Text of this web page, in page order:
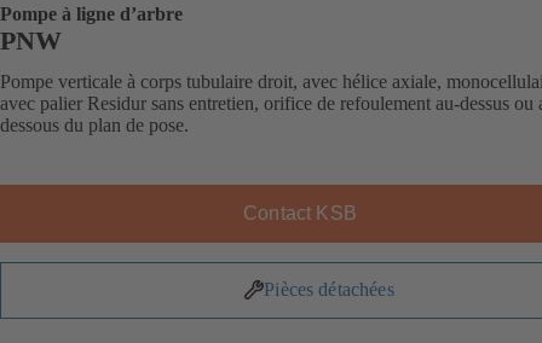
Pompe à ligne d’arbre
PNW
Pompe verticale à corps tubulaire droit, avec hélice axiale,
avec palier Residur sans entretien, orifice de refoulement au-dessus ou
dessous du plan de pose.
Contact KSB
Pièces détachées